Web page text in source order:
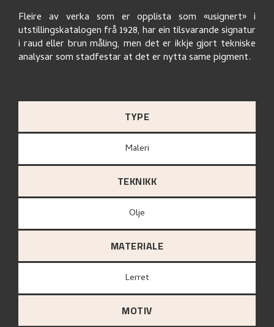
TYPE
Maleri
TEKNIKK
Olje
MATERIALE
lerret
MOTIV
Fleire av verka som er opplista som «usignert» i
utstillingskatalogen frå 1928, har ein tilsvarande signatur
i raud eller brun måling, men det er ikkje gjort tekniske
analysar som stadfestar at det er nytta same pigment.